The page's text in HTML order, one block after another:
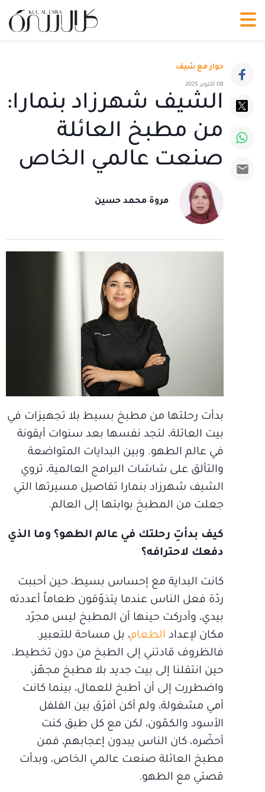
حوار مع شيف
08 أكتوبر 2025
الشيف شهرزاد بنمارا:
من مطبخ العائلة
صنعت عالمي الخاص
مروة محمد حسين
بدأت رحلتها من مطبخ بسيط بلا تجهيزات في
بيت العائلة، لتجد نفسها بعد سنوات أيقونة
في عالم الطهو. وبين البدايات المتواضعة
والتألق على شاشات البرامج العالمية، تروي
الشيف شهرزاد بنمارا تفاصيل مسيرتها التي
جعلت من المطبخ بوابتها إلى العالم.
كيف بدأتِ رحلتك في عالم الطهو؟ وما الذي
دفعك لاحترافه؟
كانت البداية مع إحساس بسيط، حين أحببت
ردّة فعل الناس عندما يتذوّقون طعاماً أعددته
بيدي، وأدركت حينها أن المطبخ ليس مجرّد
مكان لإعداد الطعام، بل مساحة للتعبير.
فالظروف قادتني إلى الطبخ من دون تخطيط،
حين انتقلنا إلى بيت جديد بلا مطبخ مجهّز،
واضطررت إلى أن أطبخ للعمال، بينما كانت
أمي مشغولة، ولم أكن أفرّق بين الفلفل
الأسود والكمّون، لكن مع كل طبق كنت
أحضّره، كان الناس يبدون إعجابهم، فمن
مطبخ العائلة صنعت عالمي الخاص، وبدأت
قصتي مع الطهو.